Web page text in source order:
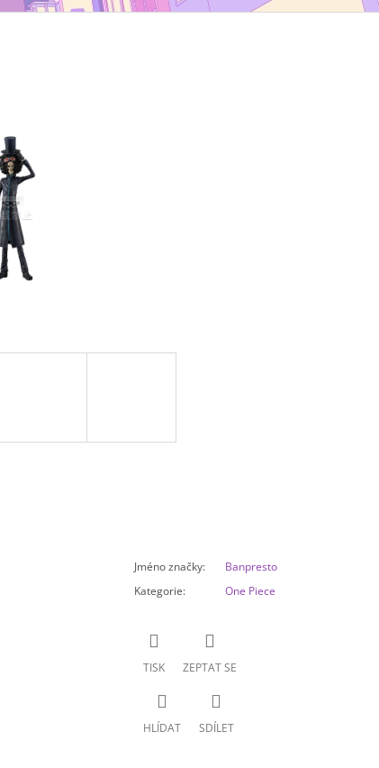
Jméno značky:
Banpresto
Kategorie: One Piece
TISK ZEPTAT SE
HLÍDAT SDÍLET